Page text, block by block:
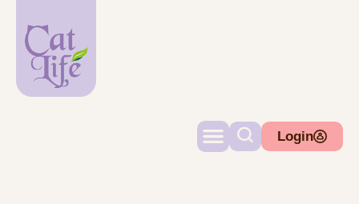
Login